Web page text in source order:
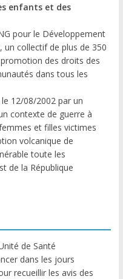
enfants et des
pour le Développement
collectif de plus de 350
des droits des
dans tous les
12/08/2002 par un
contexte de guerre à
et filles victimes
volcanique de
toute les
de la République
de Santé
dans les jours
recueillir les avis des